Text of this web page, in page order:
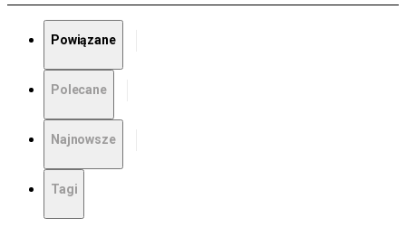
Powiązane
Polecane
Najnowsze
Tagi